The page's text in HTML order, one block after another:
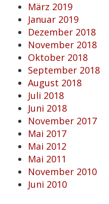
März 2019
Januar 2019
Dezember 2018
November 2018
Oktober 2018
September 2018
August 2018
Juli 2018
Juni 2018
November 2017
Mai 2017
Mai 2012
Mai 2011
November 2010
Juni 2010